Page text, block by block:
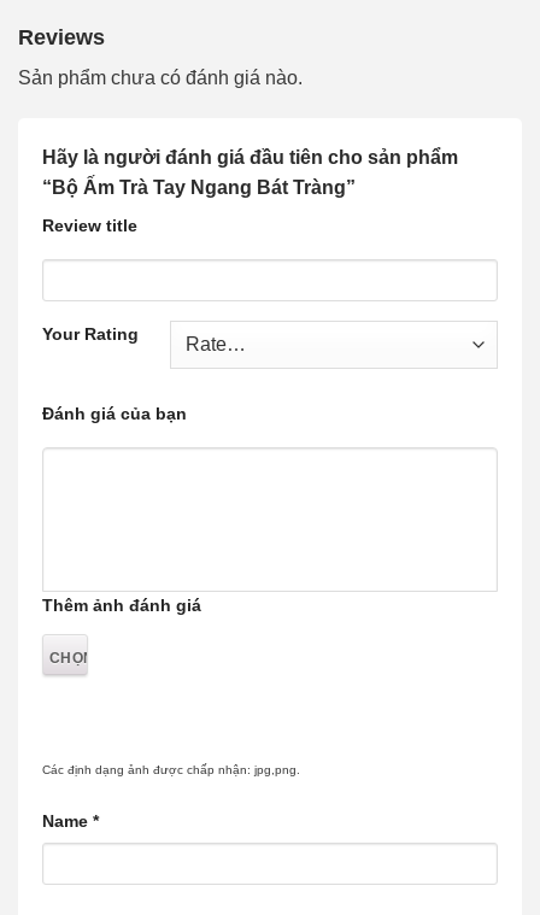
Reviews
Sản phẩm chưa có đánh giá nào.
Hãy là người đánh giá đầu tiên cho sản phẩm
“Bộ Ấm Trà Tay Ngang Bát Tràng”
Review title
Your Rating
Đánh giá của bạn
Thêm ảnh đánh giá
Các định dạng ảnh được chấp nhận: jpg,png.
Name *